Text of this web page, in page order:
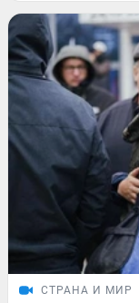
СТРАНА И МИР